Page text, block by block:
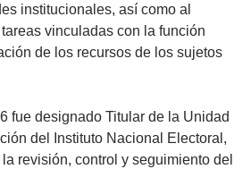
institucionales, así como al
vinculadas con la función
de los recursos de los sujetos
fue designado Titular de la Unidad
del Instituto Nacional Electoral,
revisión, control y seguimiento del